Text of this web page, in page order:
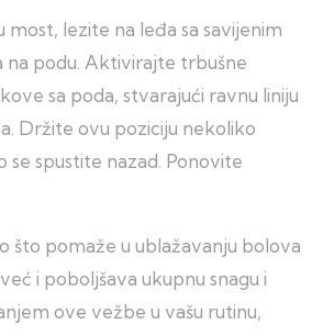
most, lezite na leđa sa savijenim
na podu. Aktivirajte trbušne
sa poda, stvarajući ravnu liniju
Držite ovu poziciju nekoliko
se spustite nazad. Ponovite
što pomaže u ublažavanju bolova
i poboljšava ukupnu snagu i
ove vežbe u vašu rutinu,